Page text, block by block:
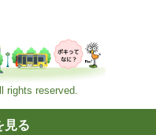
rights reserved.
見る